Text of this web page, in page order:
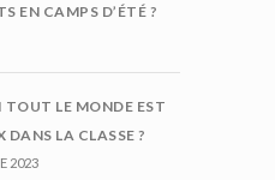
EN CAMPS D’ÉTÉ ?
TOUT LE MONDE EST
DANS LA CLASSE ?
2023